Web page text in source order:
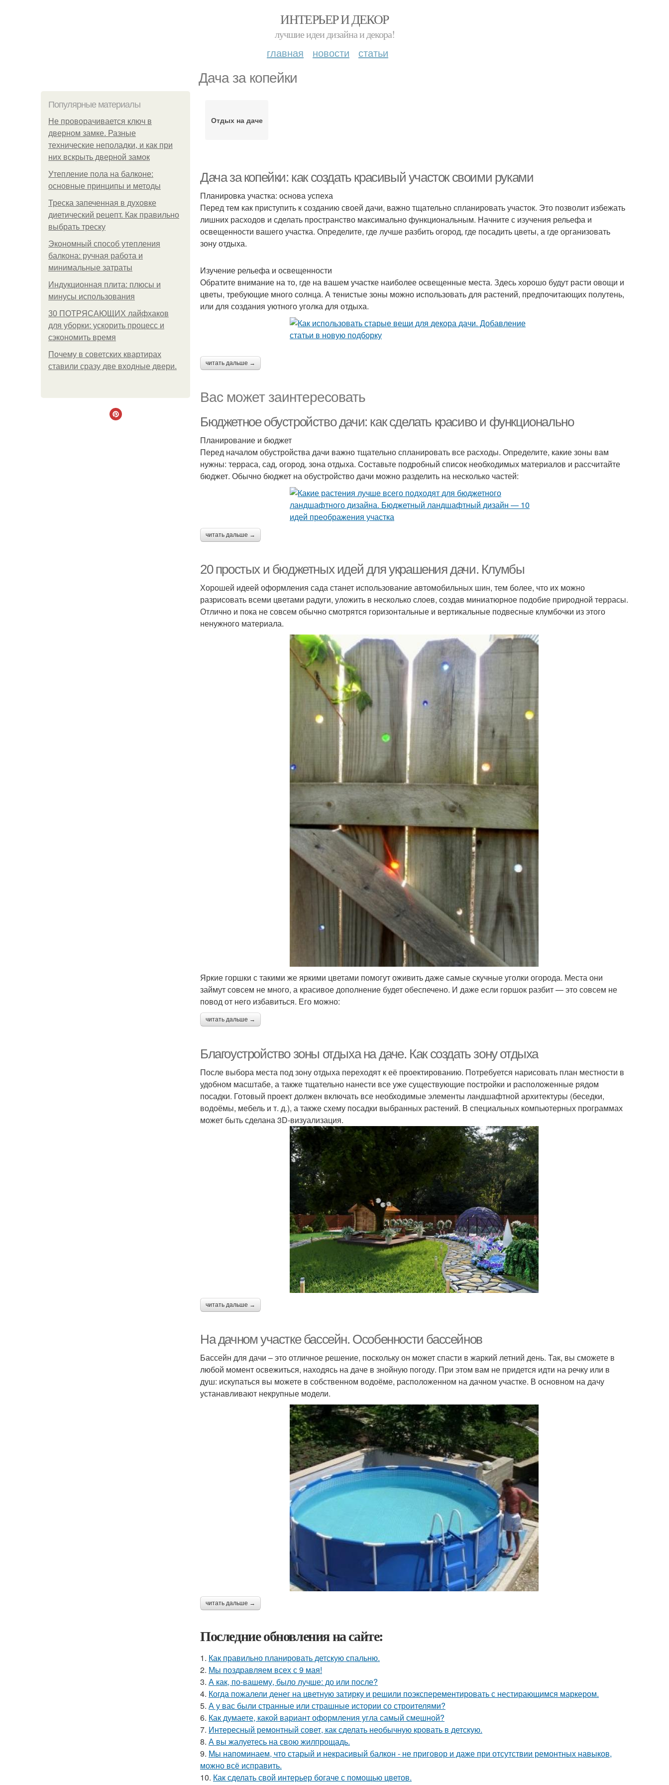
ИНТЕРЬЕР И ДЕКОР
лучшие идеи дизайна и декора!
главная новости статьи
Дача за копейки
Популярные материалы
Не проворачивается ключ в
дверном замке. Разные
технические неполадки, и как при
них вскрыть дверной замок
Утепление пола на балконе:
основные принципы и методы
Треска запеченная в духовке
диетический рецепт. Как правильно
выбрать треску
Экономный способ утепления
балкона: ручная работа и
минимальные затраты
Индукционная плита: плюсы и
минусы использования
30 ПОТРЯСАЮЩИХ лайфхаков
для уборки: ускорить процесс и
сэкономить время
Почему в советских квартирах
ставили сразу две входные двери.
Отдых на даче
Дача за копейки: как создать красивый участок своими руками
Планировка участка: основа успеха
Перед тем как приступить к созданию своей дачи, важно тщательно спланировать участок. Это позволит избежать
лишних расходов и сделать пространство максимально функциональным. Начните с изучения рельефа и
освещенности вашего участка. Определите, где лучше разбить огород, где посадить цветы, а где организовать
зону отдыха.
Изучение рельефа и освещенности
Обратите внимание на то, где на вашем участке наиболее освещенные места. Здесь хорошо будут расти овощи и
цветы, требующие много солнца. А тенистые зоны можно использовать для растений, предпочитающих полутень,
или для создания уютного уголка для отдыха.
читать дальше →
Вас может заинтересовать
Бюджетное обустройство дачи: как сделать красиво и функционально
Планирование и бюджет
Перед началом обустройства дачи важно тщательно спланировать все расходы. Определите, какие зоны вам
нужны: терраса, сад, огород, зона отдыха. Составьте подробный список необходимых материалов и рассчитайте
бюджет. Обычно бюджет на обустройство дачи можно разделить на несколько частей:
читать дальше →
20 простых и бюджетных идей для украшения дачи. Клумбы
Хорошей идеей оформления сада станет использование автомобильных шин, тем более, что их можно
разрисовать всеми цветами радуги, уложить в несколько слоев, создав миниатюрное подобие природной террасы.
Отлично и пока не совсем обычно смотрятся горизонтальные и вертикальные подвесные клумбочки из этого
ненужного материала.
Яркие горшки с такими же яркими цветами помогут оживить даже самые скучные уголки огорода. Места они
займут совсем не много, а красивое дополнение будет обеспечено. И даже если горшок разбит — это совсем не
повод от него избавиться. Его можно:
читать дальше →
Благоустройство зоны отдыха на даче. Как создать зону отдыха
После выбора места под зону отдыха переходят к её проектированию. Потребуется нарисовать план местности в
удобном масштабе, а также тщательно нанести все уже существующие постройки и расположенные рядом
посадки. Готовый проект должен включать все необходимые элементы ландшафтной архитектуры (беседки,
водоёмы, мебель и т. д.), а также схему посадки выбранных растений. В специальных компьютерных программах
может быть сделана 3D-визуализация.
читать дальше →
На дачном участке бассейн. Особенности бассейнов
Бассейн для дачи – это отличное решение, поскольку он может спасти в жаркий летний день. Так, вы сможете в
любой момент освежиться, находясь на даче в знойную погоду. При этом вам не придется идти на речку или в
душ: искупаться вы можете в собственном водоёме, расположенном на дачном участке. В основном на дачу
устанавливают некрупные модели.
читать дальше →
Последние обновления на сайте:
1. Как правильно планировать детскую спальню.
2. Мы поздравляем всех с 9 мая!
3. А как, по-вашему, было лучше: до или после?
4. Когда пожалели денег на цветную затирку и решили поэксперементировать с нестирающимся маркером.
5. А у вас были странные или страшные истории со строителями?
6. Как думаете, какой вариант оформления угла самый смешной?
7. Интересный ремонтный совет, как сделать необычную кровать в детскую.
8. А вы жалуетесь на свою жилпрощадь.
9. Мы напоминаем, что старый и некрасивый балкон - не приговор и даже при отсутствии ремонтных навыков,
можно всё исправить.
10. Как сделать свой интерьер богаче с помощью цветов.